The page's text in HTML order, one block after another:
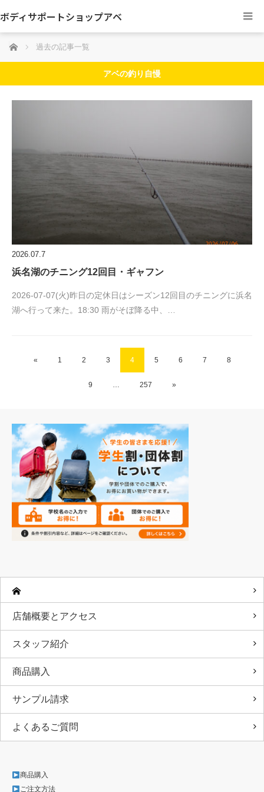
ボディサポートショップアベ
ホーム 過去の記事一覧
アベの釣り自慢
2026.07.7
浜名湖のチニング12回目・ギャフン
2026-07-07(火)昨日の定休日はシーズン12回目のチニングに浜名
湖へ行って来た。18:30 雨がそぼ降る中、…
« 1 2 3 4 5 6 7 8
9 257 »
店舗概要とアクセス
スタッフ紹介
商品購入
サンプル請求
よくあるご質問
商品購入
ご注文方法